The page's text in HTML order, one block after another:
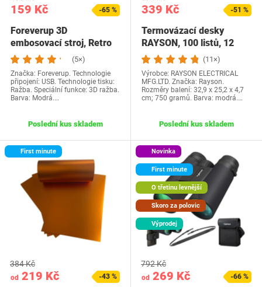
159 Kč -65 %
Foreverup 3D
embosovací stroj, Retro
štítkovač, Etiketovací…
(5×)
Značka: Foreverup. Technologie
připojení: USB. Technologie tisku:
Ražba. Speciální funkce: 3D ražba.
Barva: Modrá.…
Poslední kus skladem
339 Kč -51 %
Termovázací desky
RAYSON, 100 listů, 12
mm, A4, modré,…
(11×)
Výrobce: RAYSON ELECTRICAL
MFG.LTD. Značka: Rayson.
Rozměry balení: 32,9 x 25,2 x 4,7
cm; 750 gramů. Barva: modrá.…
Poslední kus skladem
First minute
od 219 Kč
384 Kč
-43 %
Novinka
First minute
O třetinu levnější
Skoro za polovic
Výprodej
od 269 Kč
792 Kč
-66 %